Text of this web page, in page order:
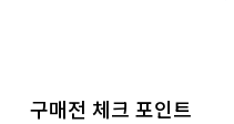
구매전 체크 포인트